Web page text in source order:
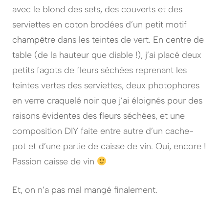
avec le blond des sets, des couverts et des
serviettes en coton brodées d’un petit motif
champêtre dans les teintes de vert. En centre de
table (de la hauteur que diable !), j’ai placé deux
petits fagots de fleurs séchées reprenant les
teintes vertes des serviettes, deux photophores
en verre craquelé noir que j’ai éloignés pour des
raisons évidentes des fleurs séchées, et une
composition DIY faite entre autre d’un cache-
pot et d’une partie de caisse de vin. Oui, encore !
Passion caisse de vin
Et, on n’a pas mal mangé finalement.